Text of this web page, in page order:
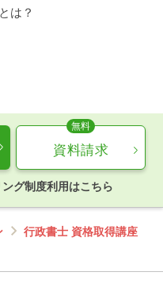
は？
資料請求
グ制度利用はこちら
行政書士 資格取得講座